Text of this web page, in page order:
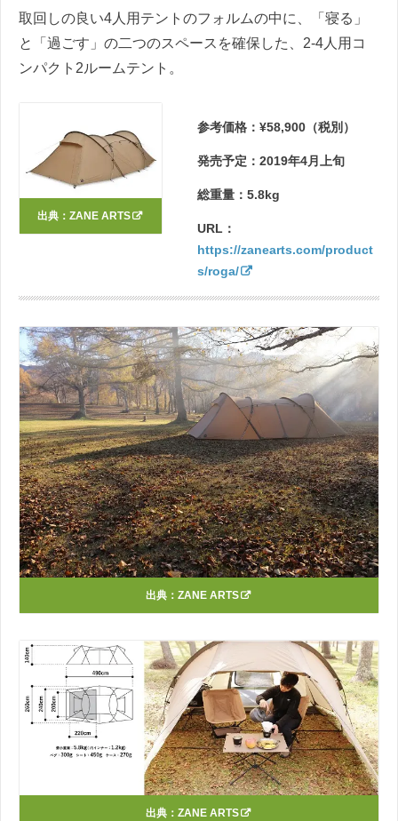
取回しの良い4人用テントのフォルムの中に、「寝る」
と「過ごす」の二つのスペースを確保した、2-4人用コ
ンパクト2ルームテント。
出典： ZANE ARTS
参考価格：¥58,900（税別）
発売予定：2019年4月上旬
総重量：5.8kg
URL：
https://zanearts.com/product
s/roga/
出典： ZANE ARTS
出典： ZANE ARTS